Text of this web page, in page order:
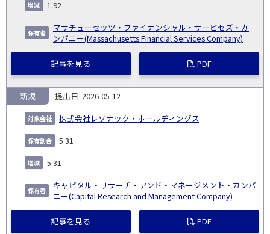
1.92
マサチューセッツ・ファイナンシャル・サービセズ・カ
ンパニー(Massachusetts Financial Services Company)
記事を見る PDF
2026-05-12
株式会社レゾナック・ホールディングス
新規
5.31
5.31
キャピタル・リサーチ・アンド・マネージメント・カンパ
ニー(Capital Research and Management Company)
記事を見る PDF